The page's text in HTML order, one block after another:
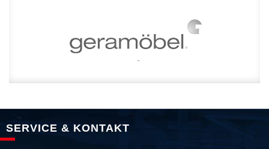
SERVICE & KONTAKT